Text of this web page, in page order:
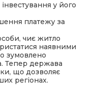
у його
платежу за
чиє житло
наявними
зумовлено
Тепер держава
що дозволяє
регіонах.